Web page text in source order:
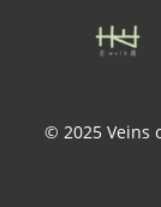
© 2025 Veins